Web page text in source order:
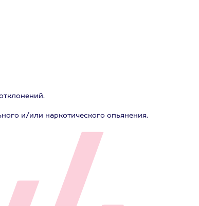
и/или наркотического опьянения.